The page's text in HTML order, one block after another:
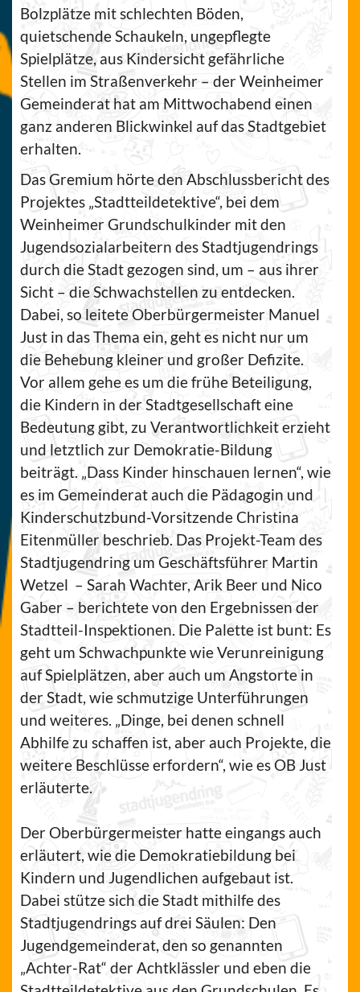
Bolzplätze mit schlechten Böden,
quietschende Schaukeln, ungepflegte
Spielplätze, aus Kindersicht gefährliche
Stellen im Straßenverkehr – der Weinheimer
Gemeinderat hat am Mittwochabend einen
ganz anderen Blickwinkel auf das Stadtgebiet
erhalten.
Das Gremium hörte den Abschlussbericht des
Projektes „Stadtteildetektive“, bei dem
Weinheimer Grundschulkinder mit den
Jugendsozialarbeitern des Stadtjugendrings
durch die Stadt gezogen sind, um – aus ihrer
Sicht – die Schwachstellen zu entdecken.
Dabei, so leitete Oberbürgermeister Manuel
Just in das Thema ein, geht es nicht nur um
die Behebung kleiner und großer Defizite.
Vor allem gehe es um die frühe Beteiligung,
die Kindern in der Stadtgesellschaft eine
Bedeutung gibt, zu Verantwortlichkeit erzieht
und letztlich zur Demokratie-Bildung
beiträgt. „Dass Kinder hinschauen lernen“, wie
es im Gemeinderat auch die Pädagogin und
Kinderschutzbund-Vorsitzende Christina
Eitenmüller beschrieb. Das Projekt-Team des
Stadtjugendring um Geschäftsführer Martin
Wetzel – Sarah Wachter, Arik Beer und Nico
Gaber – berichtete von den Ergebnissen der
Stadtteil-Inspektionen. Die Palette ist bunt: Es
geht um Schwachpunkte wie Verunreinigung
auf Spielplätzen, aber auch um Angstorte in
der Stadt, wie schmutzige Unterführungen
und weiteres. „Dinge, bei denen schnell
Abhilfe zu schaffen ist, aber auch Projekte, die
weitere Beschlüsse erfordern“, wie es OB Just
erläuterte.
Der Oberbürgermeister hatte eingangs auch
erläutert, wie die Demokratiebildung bei
Kindern und Jugendlichen aufgebaut ist.
Dabei stütze sich die Stadt mithilfe des
Stadtjugendrings auf drei Säulen: Den
Jugendgemeinderat, den so genannten
„Achter-Rat“ der Achtklässler und eben die